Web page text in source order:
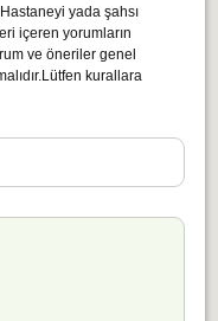
yada şahsı
içeren yorumların
ve öneriler genel
kurallara